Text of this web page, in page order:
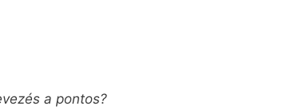
a pontos?